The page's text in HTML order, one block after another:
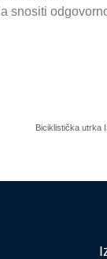
snositi
Biciklistička utrka